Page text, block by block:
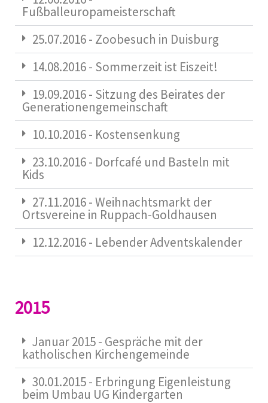
Fußballeuropameisterschaft
25.07.2016 - Zoobesuch in Duisburg
14.08.2016 - Sommerzeit ist Eiszeit!
19.09.2016 - Sitzung des Beirates der
Generationengemeinschaft
10.10.2016 - Kostensenkung
23.10.2016 - Dorfcafé und Basteln mit
Kids
27.11.2016 - Weihnachtsmarkt der
Ortsvereine in Ruppach-Goldhausen
12.12.2016 - Lebender Adventskalender
2015
Januar 2015 - Gespräche mit der
katholischen Kirchengemeinde
30.01.2015 - Erbringung Eigenleistung
beim Umbau UG Kindergarten